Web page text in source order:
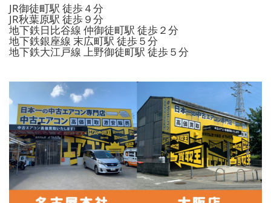
JR御徒町駅 徒歩４分
JR秋葉原駅 徒歩９分
地下鉄日比谷線 仲御徒町駅 徒歩２分
地下鉄銀座線 末広町駅 徒歩５分
地下鉄大江戸線 上野御徒町駅 徒歩５分